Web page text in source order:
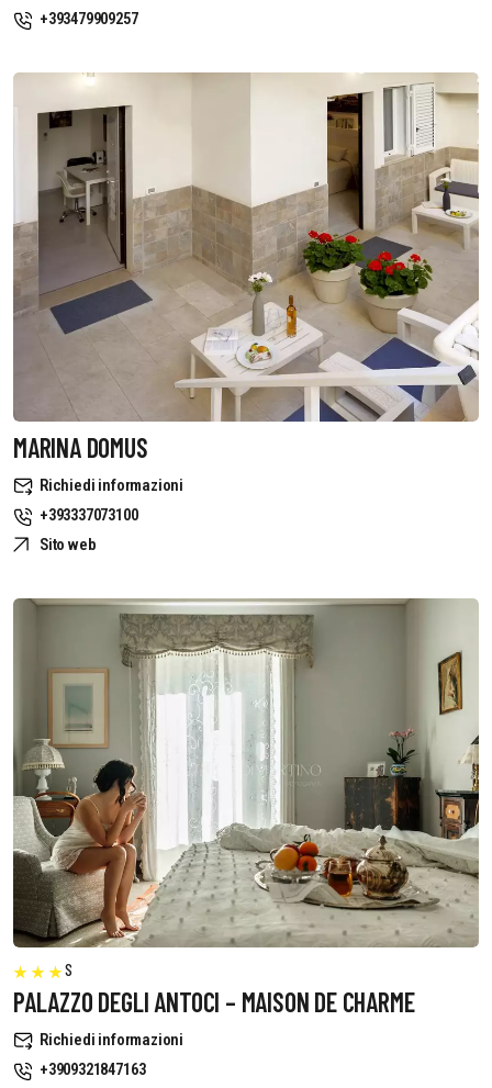
+393479909257
MARINA DOMUS
Richiedi informazioni
+393337073100
Sito web
S
PALAZZO DEGLI ANTOCI – MAISON DE CHARME
Richiedi informazioni
+3909321847163